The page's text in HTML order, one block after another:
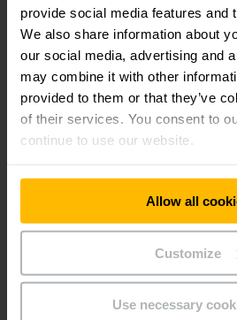
provide social media features and
We also share information about
our social media, advertising and
may combine it with other
provided to them or that they’ve
of their services. You consent to
continue to use our website.
Allow all
Customize
Use necessary
Uso de ferramentas de última
abordagem baseada em
Software básico perfeito
existentes
Kit de módulo de software
Conceitos de técnicas de
em combinação com máquinas
benchmark energético no campo
Departamento de testes
qualidade de software
ao foco consistente nos padrões da
conformidade com os padrões